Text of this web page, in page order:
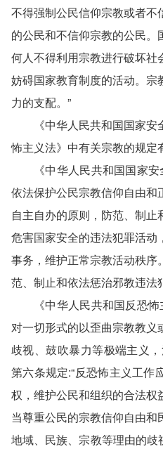
不得强制公民信仰宗教或者
的公民和不信仰宗教的公民
何人不得利用宗教进行破坏社
妨碍国家教育制度的活动。
力的支配。”
《中华人民共和国国家
怖主义法》中有关宗教的规定
《中华人民共和国国家
依法保护公民宗教信仰自由
自主自办的原则，防范、制
危害国家安全的违法犯罪活
事务，维护正常宗教活动秩
范、制止和依法惩治邪教违法
《中华人民共和国反恐怖
对一切形式的以歪曲宗教教
歧视、鼓吹暴力等极端主义
第六条规定:“反恐怖主义工作
权，维护公民和组织的合法
当尊重公民的宗教信仰自由
地域、民族、宗教等理由的歧